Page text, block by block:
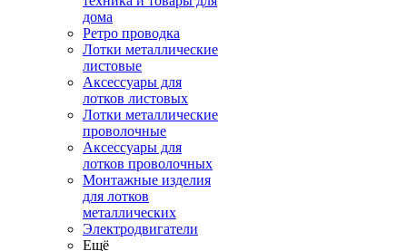
дома
Ретро проводка
Лотки металлические
листовые
Аксессуары для
лотков листовых
Лотки металлические
проволочные
Аксессуары для
лотков проволочных
Монтажные изделия
для лотков
металлических
Электродвигатели
Ещё